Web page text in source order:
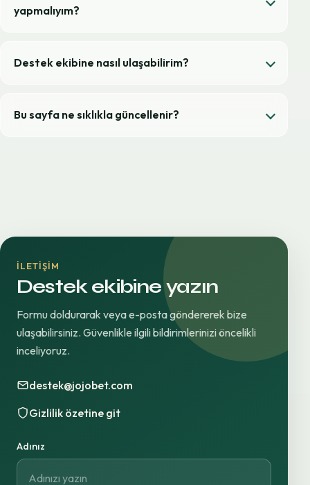
yapmalıyım?
Destek ekibine nasıl ulaşabilirim?
Bu sayfa ne sıklıkla güncellenir?
İLETIŞIM
Destek ekibine yazın
Formu doldurarak veya e-posta göndererek bize
ulaşabilirsiniz. Güvenlikle ilgili bildirimlerinizi öncelikli
inceliyoruz.
destek@jojobet.com
Gizlilik özetine git
Adınız